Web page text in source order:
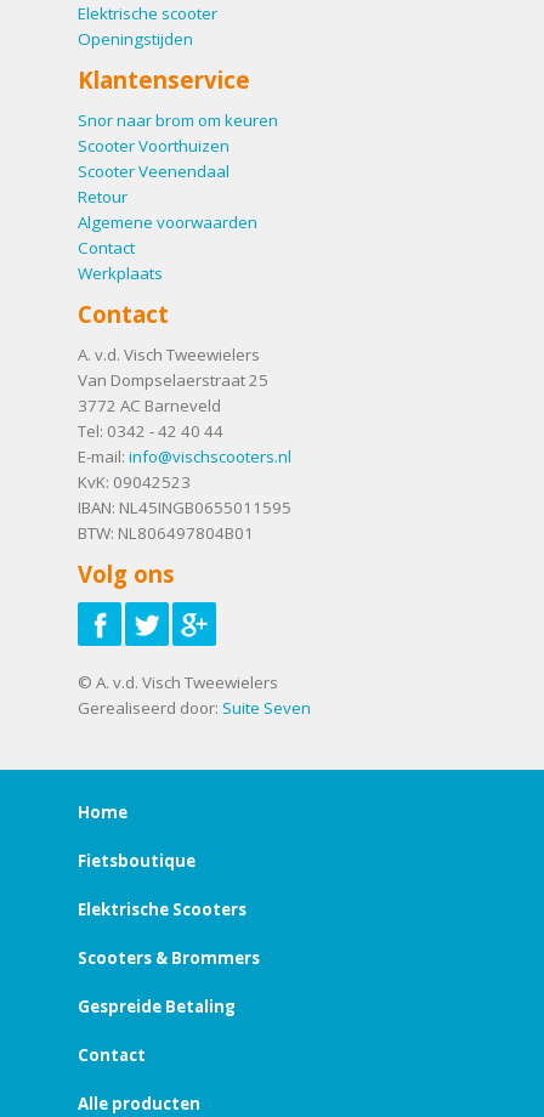
Elektrische scooter
Openingstijden
Klantenservice
Snor naar brom om keuren
Scooter Voorthuizen
Scooter Veenendaal
Retour
Algemene voorwaarden
Contact
Werkplaats
Contact
A. v.d. Visch Tweewielers
Van Dompselaerstraat 25
3772 AC Barneveld
Tel: 0342 - 42 40 44
E-mail: info@vischscooters.nl
KvK: 09042523
IBAN: NL45INGB0655011595
BTW: NL806497804B01
Volg ons
© A. v.d. Visch Tweewielers
Gerealiseerd door: Suite Seven
Home
Fietsboutique
Elektrische Scooters
Scooters & Brommers
Gespreide Betaling
Contact
Alle producten